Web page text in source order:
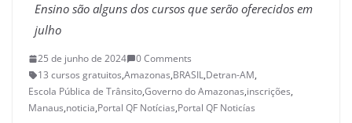
Ensino são alguns dos cursos que serão oferecidos em
julho
25 de junho de 2024
0 Comments
13 cursos gratuitos,Amazonas,BRASIL,Detran-AM,
Escola Pública de Trânsito,Governo do Amazonas,inscrições,
Manaus,noticia,Portal QF Notícias,Portal QF Noticías